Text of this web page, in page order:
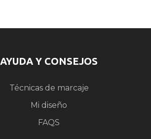
AYUDA Y CONSEJOS
Técnicas de marcaje
Mi diseño
FAQS